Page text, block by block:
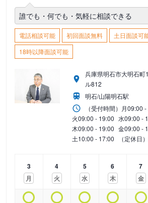
誰でも・何でも・気軽に相談できる
電話相談可能 初回面談無料
土日面談可
18時以降面談可能
兵庫県明石市大明石
ル812
明石/山陽明石駅
（受付時間） 月09:00 -
火09:00 - 19:00 水09:00 -
木09:00 - 19:00 金09:00 -
土10:00 - 17:00 （定休日
3
月
4
火
5
水
6
木
7
金